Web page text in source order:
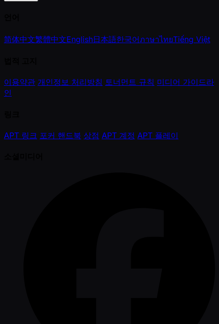
简体中文繁體中文English日本語한국어ภาษาไทยTiếng Việt
이용약관 개인정보 처리방침 토너먼트 규칙 미디어 가이드라
인
APT 링크 포커 핸드북 상점 APT 계정 APT 플레이